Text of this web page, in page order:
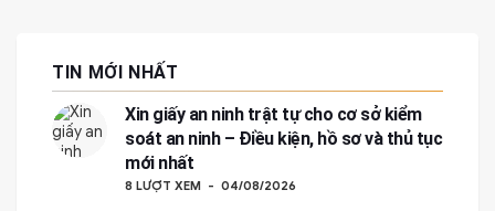
TIN MỚI NHẤT
Xin giấy an ninh trật tự cho cơ sở kiểm
soát an ninh – Điều kiện, hồ sơ và thủ tục
mới nhất
8 LƯỢT XEM 04/08/2026